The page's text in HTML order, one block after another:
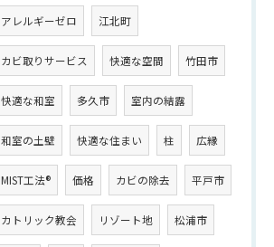
アレルギーゼロ 江北町
カビ取りサービス 快適な空間 竹田市
快適な和室 多久市 室内の結露
和室の土壁 快適な住まい 柱 広縁
MIST工法® 価格 カビの除去 平戸市
カトリック教会 リゾート地 松浦市